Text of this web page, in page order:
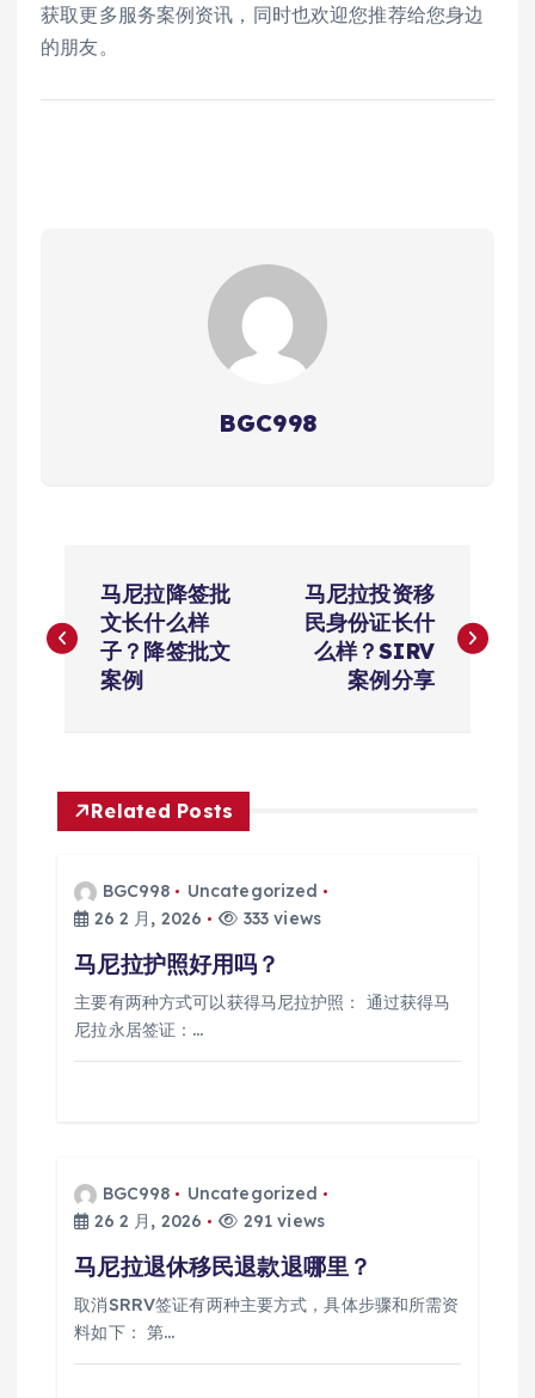
获取更多服务案例资讯，同时也欢迎您推荐给您身边
的朋友。
BGC998
章
马尼拉降签批
文长什么样
子？降签批文
案例
马尼拉投资移
民身份证长什
么样？SIRV
案例分享
Related Posts
BGC998
Uncategorized
26 2 月, 2026
333 views
马尼拉护照好用吗？
主要有两种方式可以获得马尼拉护照： 通过获得马
尼拉永居签证：…
BGC998
Uncategorized
26 2 月, 2026
291 views
马尼拉退休移民退款退哪里？
取消SRRV签证有两种主要方式，具体步骤和所需资
料如下： 第…